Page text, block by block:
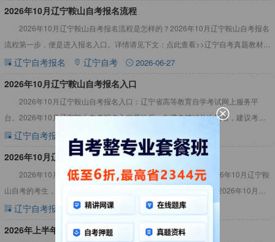
2026年10月辽宁鞍山自考报名流程
2026年10月辽宁鞍山自考报名流程是怎样的？2026年10月辽宁鞍山自考报名
流程第一步，便是进入报名入口。详情请见下文：点此查看>>辽宁自考真题教材资
料2026年10月辽宁鞍山自考报名流程辽宁自考报
辽宁自考报名 辽宁自考 2026-06-27
2026年10月辽宁鞍山自考报名入口
2026年10月辽宁鞍山自考报名入口：辽宁省高等教育自学考试网上服务平
台。2026年10月辽宁鞍山自考报名入口开放后，为避免错过此次报名，建议考生
尽快完成报名，不要拖拉。详情如下：辽宁自考真题资料，辅
辽宁自考报名
​2026年10月辽宁鞍山自考报名时间
2026年10月辽宁鞍山自考报名时间是什么时候？想要报名2026年10月辽宁鞍
山自考的考生，可以通过本文提前了解报考事宜。详情请见下文：2026年10月辽
宁鞍山自考报名时间2026年10月辽宁鞍山自考
辽宁自考报名时间 辽宁自考 2026-04-23
2026年上半年马鞍山市高等教育自学考试考前提醒